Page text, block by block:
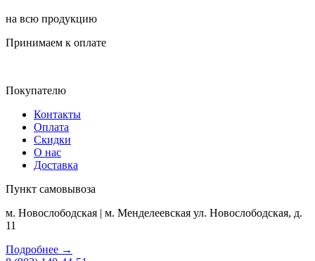
на всю продукцию
Принимаем к оплате
Покупателю
Контакты
Оплата
Скидки
О нас
Доставка
Пункт самовывоза
м. Новослободская | м. Менделеевская ул. Новослободская, д.
11
Подробнее →